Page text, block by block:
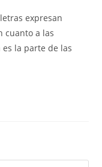
expresan
cuanto a las
la parte de las